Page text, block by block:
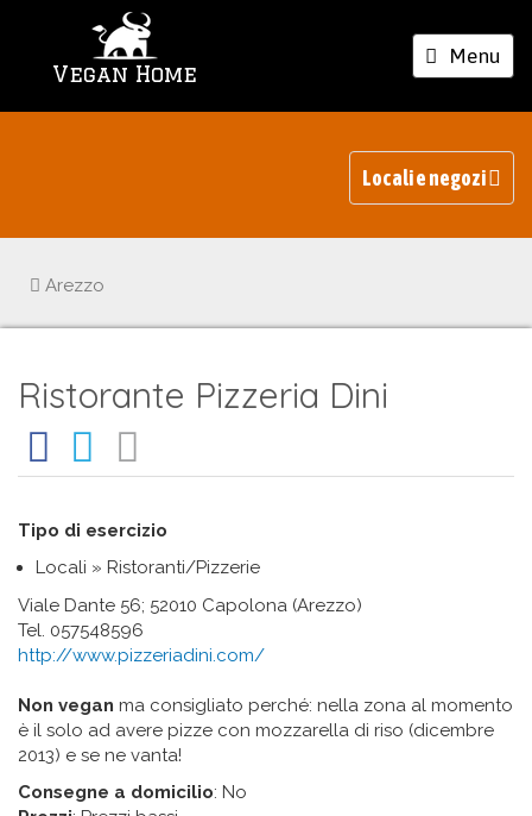
Vegan Home
Toggle
navigation
Menu
Locali e negozi
Arezzo
Ristorante Pizzeria Dini
Tipo di esercizio
Locali » Ristoranti/Pizzerie
Viale Dante 56; 52010 Capolona (Arezzo)
Tel. 057548596
http://www.pizzeriadini.com/
Non vegan ma consigliato perché: nella zona al momento
è il solo ad avere pizze con mozzarella di riso (dicembre
2013) e se ne vanta!
Consegne a domicilio: No